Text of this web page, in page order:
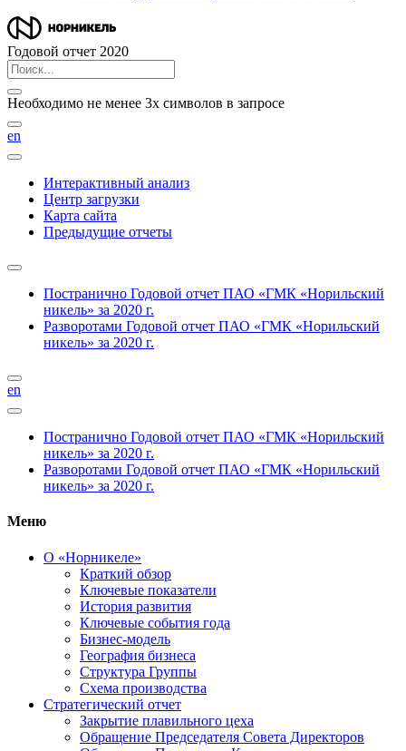
Годовой отчет 2020
Необходимо не менее 3х символов в запросе
en
Интерактивный анализ
Центр загрузки
Карта сайта
Предыдущие отчеты
Постранично Годовой отчет ПАО «ГМК «Норильский
никель» за 2020 г.
Разворотами Годовой отчет ПАО «ГМК «Норильский
никель» за 2020 г.
en
Постранично Годовой отчет ПАО «ГМК «Норильский
никель» за 2020 г.
Разворотами Годовой отчет ПАО «ГМК «Норильский
никель» за 2020 г.
Меню
О «Норникеле»
Краткий обзор
Ключевые показатели
История развития
Ключевые события года
Бизнес-модель
География бизнеса
Структура Группы
Схема производства
Стратегический отчет
Закрытие плавильного цеха
Обращение Председателя Совета Директоров